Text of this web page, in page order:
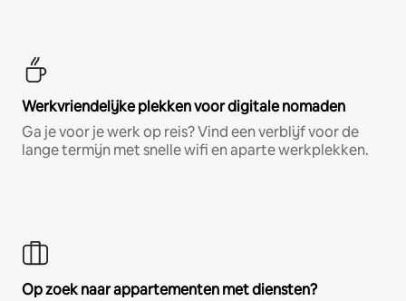
Werkvriendelijke plekken voor digitale nomaden
Ga je voor je werk op reis? Vind een verblijf voor de
lange termijn met snelle wifi en aparte werkplekken.
Op zoek naar appartementen met diensten?